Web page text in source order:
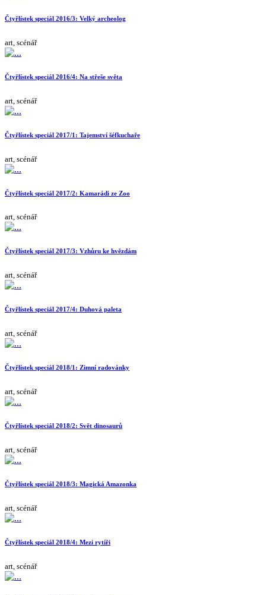
Čtyřlístek speciál 2016/3: Velký archeolog
art, scénář
Čtyřlístek speciál 2016/4: Na střeše světa
art, scénář
Čtyřlístek speciál 2017/1: Tajemství šéfkuchaře
art, scénář
Čtyřlístek speciál 2017/2: Kamarádi ze Zoo
art, scénář
Čtyřlístek speciál 2017/3: Vzhůru ke hvězdám
art, scénář
Čtyřlístek speciál 2017/4: Duhová paleta
art, scénář
Čtyřlístek speciál 2018/1: Zimní radovánky
art, scénář
Čtyřlístek speciál 2018/2: Svět dinosaurů
art, scénář
Čtyřlístek speciál 2018/3: Magická Amazonka
art, scénář
Čtyřlístek speciál 2018/4: Mezi rytíři
art, scénář